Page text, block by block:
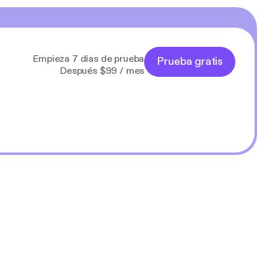
Empieza 7 días de prueba
Después $99 / mes
Prueba gratis